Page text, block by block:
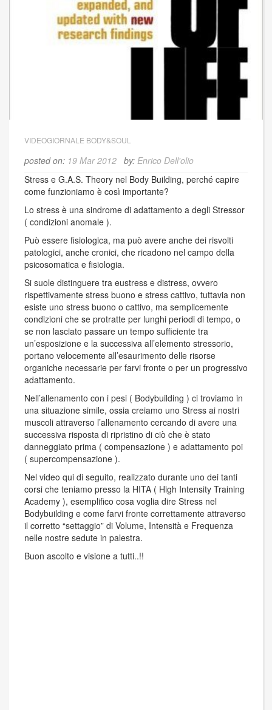
VIDEOGIORNALE BODY&SOUL
posted on: 19 Mar 2012 by: Enrico Dell'olio
Stress e G.A.S. Theory nel Body Building, perché capire
come funzioniamo è così importante?
Lo stress è una sindrome di adattamento a degli Stressor
( condizioni anomale ).
Può essere fisiologica, ma può avere anche dei risvolti
patologici, anche cronici, che ricadono nel campo della
psicosomatica e fisiologia.
Si suole distinguere tra eustress e distress, ovvero
rispettivamente stress buono e stress cattivo, tuttavia non
esiste uno stress buono o cattivo, ma semplicemente
condizioni che se protratte per lunghi periodi di tempo, o
se non lasciato passare un tempo sufficiente tra
un’esposizione e la successiva all’elemento stressorio,
portano velocemente all’esaurimento delle risorse
organiche necessarie per farvi fronte o per un progressivo
adattamento.
Nell’allenamento con i pesi ( Bodybuilding ) ci troviamo in
una situazione simile, ossia creiamo uno Stress ai nostri
muscoli attraverso l’allenamento cercando di avere una
successiva risposta di ripristino di ciò che è stato
danneggiato prima ( compensazione ) e adattamento poi
( supercompensazione ).
Nel video qui di seguito, realizzato durante uno dei tanti
corsi che teniamo presso la HITA ( High Intensity Training
Academy ), esemplifico cosa voglia dire Stress nel
Bodybuilding e come farvi fronte correttamente attraverso
il corretto “settaggio” di Volume, Intensità e Frequenza
nelle nostre sedute in palestra.
Buon ascolto e visione a tutti..!!